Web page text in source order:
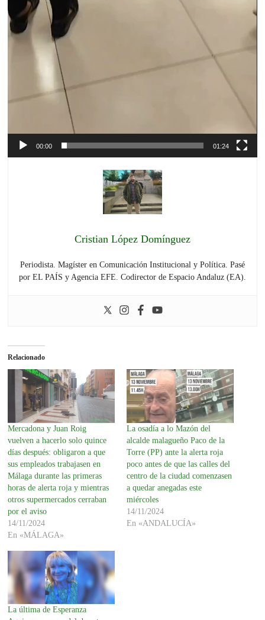
00:00 01:24
Cristian López Domínguez
Periodista. Magíster en Comunicación Institucional y Política. Pasé
por EL PAÍS y Agencia EFE. Codirector de Espacio Andaluz (EA).
Relacionado
Mercadona y Juan Roig
vuelven a hacerlo solo quince
días después: obligaron a que
sus empleados trabajasen en
Málaga durante las primeras
horas de alerta roja y mientras
otros supermercados cerraban
por el aviso
14/11/2024
En «MÁLAGA»
La osadía a lo Mazón del
alcalde malagueño Paco de la
Torre (PP) ante la alerta roja
poco antes de que las calles del
centro de la ciudad comenzasen
a quedar anegadas este
miércoles
14/11/2024
En «ANDALUCÍA»
La última de Esperanza